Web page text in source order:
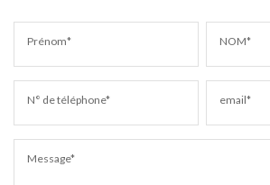
Prénom* NOM*
N° de téléphone* email*
Message*